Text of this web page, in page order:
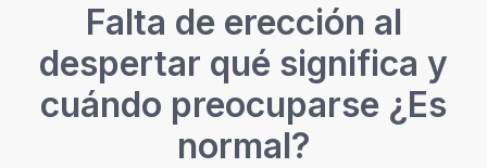
Falta de erección al
despertar qué significa y
cuándo preocuparse ¿Es
normal?